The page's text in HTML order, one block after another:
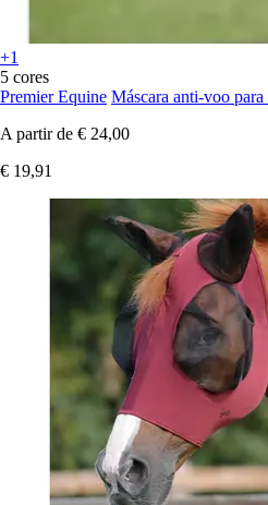
+1
5 cores
Premier Equine Máscara anti-voo
A partir de € 24,00
€ 19,91